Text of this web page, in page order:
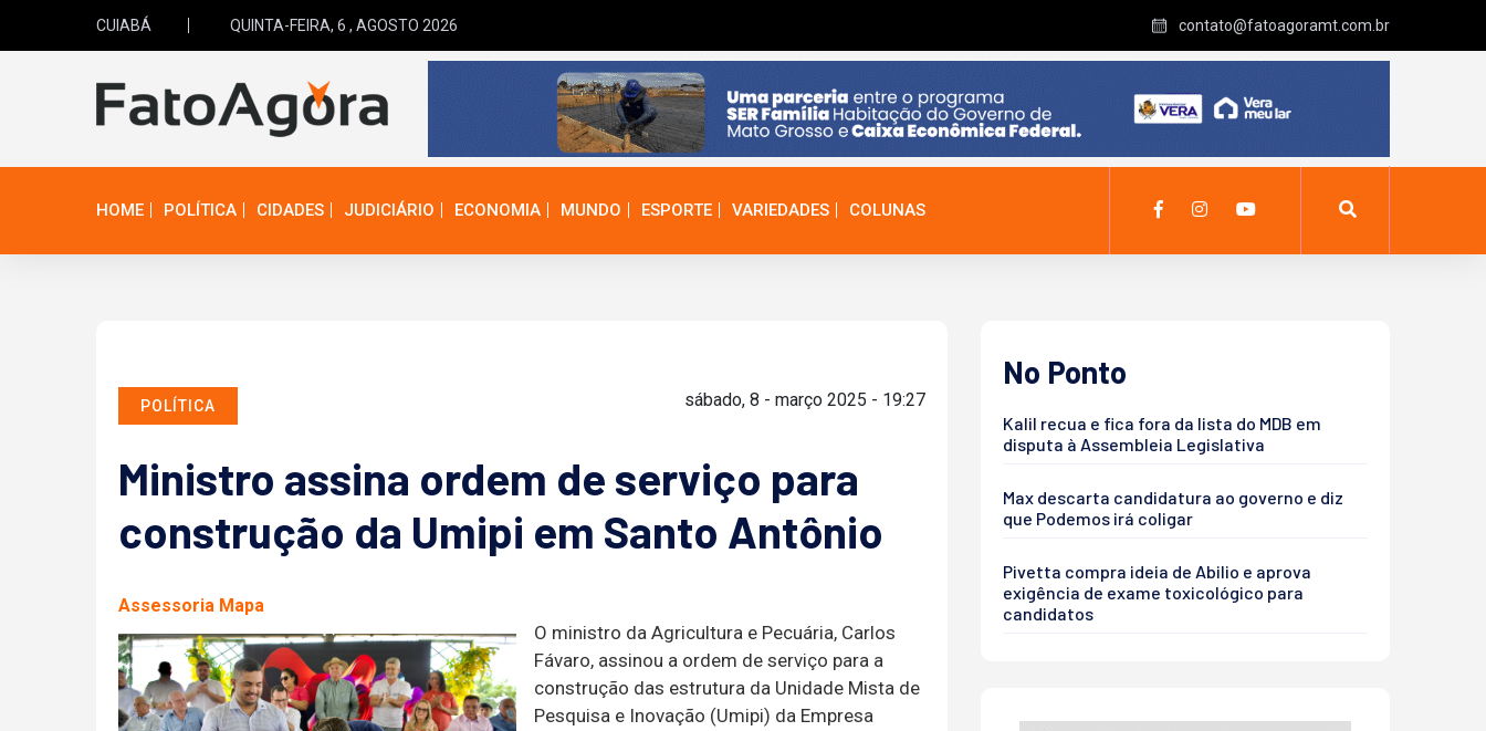
CUIABÁ QUINTA-FEIRA, 6 , AGOSTO 2026 contato@fatoagoramt.com.br
HOME POLÍTICA CIDADES JUDICIÁRIO ECONOMIA MUNDO ESPORTE VARIEDADES COLUNAS
POLÍTICA sábado, 8 - março 2025 - 19:27
Ministro assina ordem de serviço para
construção da Umipi em Santo Antônio
Assessoria Mapa
O ministro da Agricultura e Pecuária, Carlos
Fávaro, assinou a ordem de serviço para a
construção das estrutura da Unidade Mista de
Pesquisa e Inovação (Umipi) da Empresa
No Ponto
Kalil recua e fica fora da lista do MDB em
disputa à Assembleia Legislativa
Max descarta candidatura ao governo e diz
que Podemos irá coligar
Pivetta compra ideia de Abilio e aprova
exigência de exame toxicológico para
candidatos